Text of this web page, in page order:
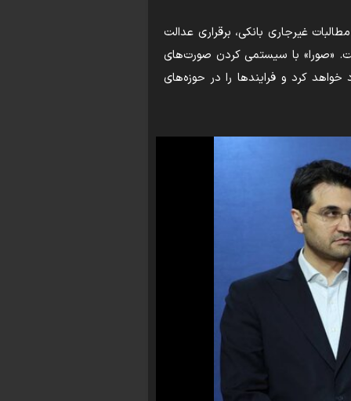
غیرجاری بانکی، برقراری عدالت
«صورا» با سیستمی کردن صورت‌های
کرد و فرایندها را در حوزه‌های